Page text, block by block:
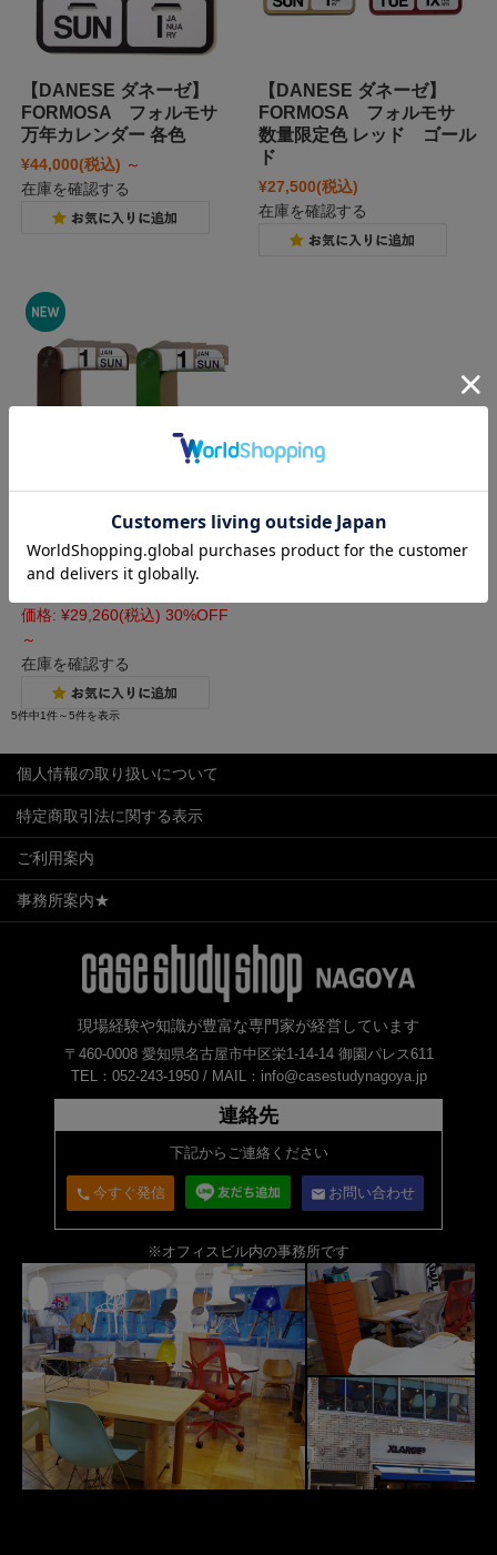
【DANESE ダネーゼ】
FORMOSA フォルモサ
万年カレンダー 各色
¥44,000(税込) ～
在庫を確認する
【DANESE ダネーゼ】
FORMOSA フォルモサ
数量限定色 レッド ゴール
ド
¥27,500(税込)
在庫を確認する
【DANESE】 TIMOR ティ
モール 数量限定カラー「グ
リーン」 「ブラウン」
価格: ¥29,260(税込) 30%OFF
～
在庫を確認する
5件中1件～5件を表示
個人情報の取り扱いについて
特定商取引法に関する表示
ご利用案内
事務所案内★
現場経験や知識が豊富な専門家が経営しています
〒460-0008 愛知県名古屋市中区栄1-14-14 御園パレス611
TEL：052-243-1950 / MAIL：info@casestudynagoya.jp
連絡先
下記からご連絡ください
call 今すぐ発信 email お問い合わせ
※オフィスビル内の事務所です